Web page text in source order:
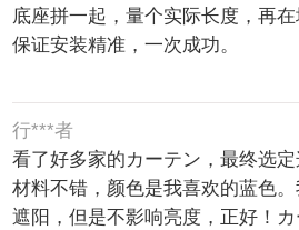
底座拼一起，量个实际长度，再
保证安装精准，一次成功。
行***者
看了好多家的カーテン，最终选定
材料不错，颜色是我喜欢的蓝色
遮阳，但是不影响亮度，正好！